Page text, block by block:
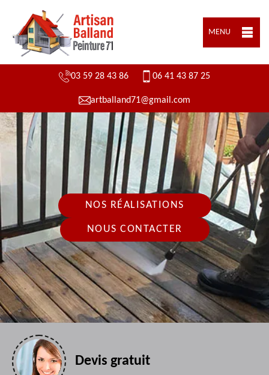
MENU
03 59 28 43 86 06 41 43 87 25
artballand71@gmail.com
NOS RÉALISATIONS
NOUS CONTACTER
Devis gratuit